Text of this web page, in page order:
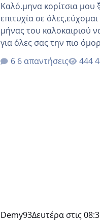
Καλό.μηνα κορίτσια μου
επιτυχία σε
μήνας του καλοκαιριού
για όλες σας την πιο
@Elk @Melikara86
@Zenia z @melitiniღ
6 απαντήσεις
Demy93Δευτέρα στις